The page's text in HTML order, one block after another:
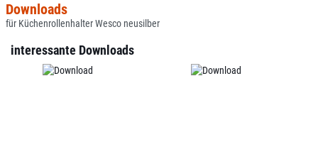
Downloads
für Küchenrollenhalter Wesco neusilber
interessante Downloads